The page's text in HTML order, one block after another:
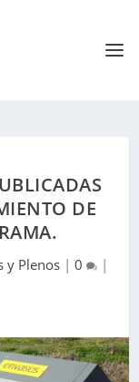
DE
y Plenos | 0 |